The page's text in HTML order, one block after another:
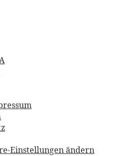
Einstellungen ändern